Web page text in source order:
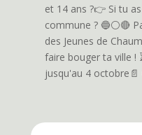
et 14 ans ?👉️ Si tu
commune ? 🔵⚪️🔴
des Jeunes de
faire bouger ta ville !
jusqu'au 4 octobre📄